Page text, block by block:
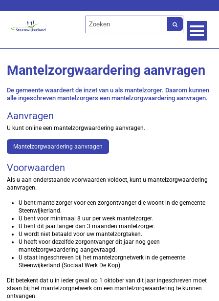
Mantelzorgwaardering aanvragen
De gemeente waardeert de inzet van u als mantelzorger. Daarom kunnen
alle ingeschreven mantelzorgers een mantelzorgwaardering aanvragen.
Aanvragen
U kunt online een mantelzorgwaardering aanvragen.
Mantelzorgwaardering aanvragen
Voorwaarden
Als u aan onderstaande voorwaarden voldoet, kunt u mantelzorgwaardering
aanvragen.
U bent mantelzorger voor een zorgontvanger die woont in de gemeente
Steenwijkerland.
U bent voor minimaal 8 uur per week mantelzorger.
U bent dit jaar langer dan 3 maanden mantelzorger.
U wordt niet betaald voor uw mantelzorgtaken.
U heeft voor dezelfde zorgontvanger dit jaar nog geen
mantelzorgwaardering aangevraagd.
U staat ingeschreven bij het mantelzorgnetwerk in de gemeente
Steenwijkerland (Sociaal Werk De Kop).
Dit betekent dat u in ieder geval op 1 oktober van dit jaar ingeschreven moet
staan bij het mantelzorgnetwerk om een mantelzorgwaardering te kunnen
ontvangen.